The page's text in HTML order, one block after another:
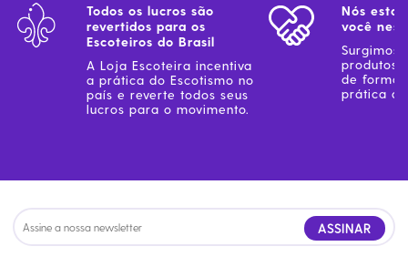
Todos os lucros são
revertidos para os
Escoteiros do Brasil
A Loja Escoteira incentiva
a prática do Escotismo no
país e reverte todos seus
lucros para o movimento.
Nós
você
Surgimos
produtos
de forma
prática
ASSINAR